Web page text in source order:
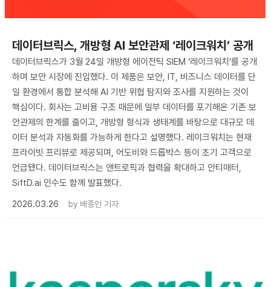
데이터브릭스, 개방형 AI 보안관제 ‘레이크워치’ 공개
데이터브릭스가 3월 24일 개방형 에이전틱 SIEM ‘레이크워치’를 공개
하며 보안 시장에 진입했다. 이 제품은 보안, IT, 비즈니스 데이터를 단
일 환경에서 통합 분석해 AI 기반 위협 탐지와 조사를 지원하는 것이
핵심이다. 회사는 고비용 구조 때문에 일부 데이터를 포기해온 기존 보
안관제의 한계를 줄이고, 개방형 형식과 생태계를 바탕으로 대규모 데
이터 분석과 자동화를 가능하게 한다고 설명했다. 레이크워치는 현재
프라이빗 프리뷰로 제공되며, 어도비와 드롭박스 등이 초기 고객으로
언급됐다. 데이터브릭스는 앤트로픽과 협력을 확대하고 안티매터,
SiftD.ai 인수도 함께 발표했다.
2026.03.26
by 배종인 기자